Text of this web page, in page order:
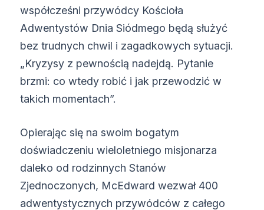
współcześni przywódcy Kościoła
Adwentystów Dnia Siódmego będą służyć
bez trudnych chwil i zagadkowych sytuacji.
„Kryzysy z pewnością nadejdą. Pytanie
brzmi: co wtedy robić i jak przewodzić w
takich momentach”.
Opierając się na swoim bogatym
doświadczeniu wieloletniego misjonarza
daleko od rodzinnych Stanów
Zjednoczonych, McEdward wezwał 400
adwentystycznych przywódców z całego